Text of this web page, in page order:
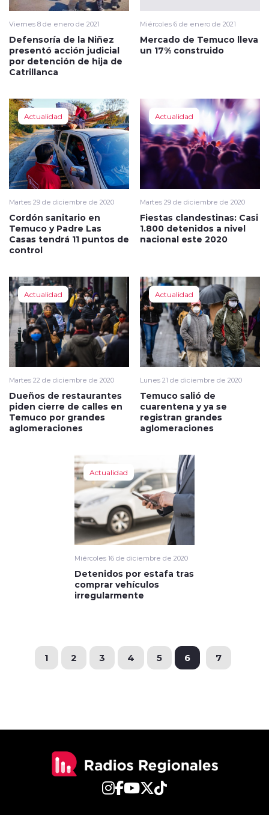
Viernes 8 de enero de 2021
Defensoría de la Niñez
presentó acción judicial
por detención de hija de
Catrillanca
Miércoles 6 de enero de 2021
Mercado de Temuco lleva
un 17% construido
Actualidad
Martes 29 de diciembre de 2020
Cordón sanitario en
Temuco y Padre Las
Casas tendrá 11 puntos de
control
Actualidad
Martes 29 de diciembre de 2020
Fiestas clandestinas: Casi
1.800 detenidos a nivel
nacional este 2020
Actualidad
Martes 22 de diciembre de 2020
Dueños de restaurantes
piden cierre de calles en
Temuco por grandes
aglomeraciones
Actualidad
Lunes 21 de diciembre de 2020
Temuco salió de
cuarentena y ya se
registran grandes
aglomeraciones
Actualidad
Miércoles 16 de diciembre de 2020
Detenidos por estafa tras
comprar vehículos
irregularmente
1 2 3 4 5 6 7